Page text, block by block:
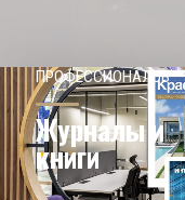
ПРОФЕССИОНАЛОВ
Журналы и
книги